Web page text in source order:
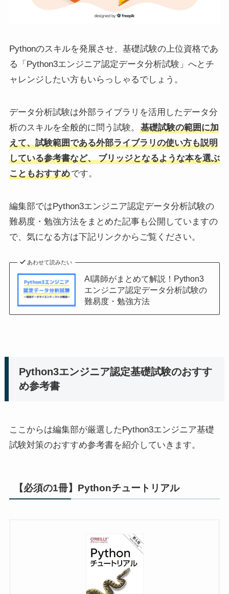
Pythonのスキルを発展させ、基礎試験の上位資格であ
る「Python3エンジニア認定データ分析試験」へとチ
ャレンジしたい方もいらっしゃるでしょう。
データ分析試験は外部ライブラリを活用したデータ分
析のスキルを全般的に問う試験。
基礎試験の範囲に加
えて、試験範囲である外部ライブラリの使い方も説明
している参考書など、 ブリッジとなるような本を選ぶ
こともおすすめです。
編集部ではPython3エンジニア認定データ分析試験の
難易度・勉強方法をまとめた記事も公開していますの
で、気になる方は下記リンクからご覧ください。
あわせて読みたい
AI講師がまとめて解説！Python3
エンジニア認定データ分析試験の
難易度・勉強方法
Python3エンジニア認定基礎試験のおすす
め参考書
ここからは編集部が厳選したPython3エンジニア基礎
試験対策のおすすめ参考書を紹介していきます。
【必須の1冊】Pythonチュートリアル